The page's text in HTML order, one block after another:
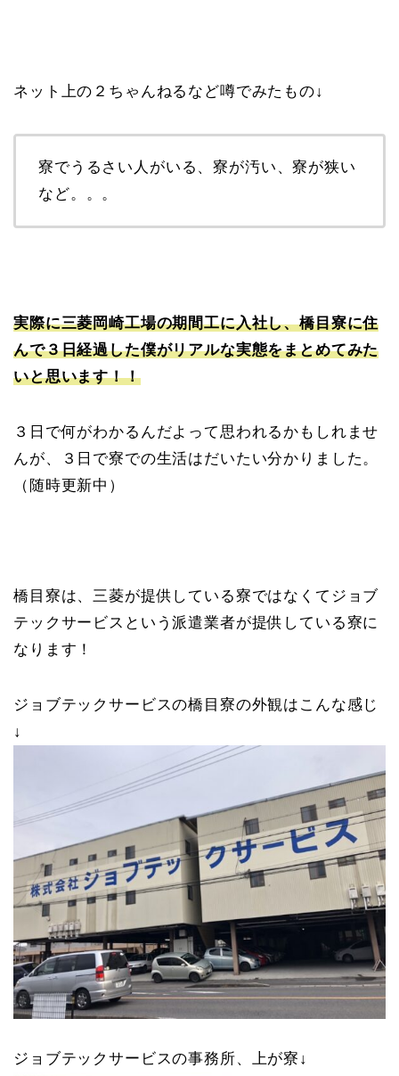
ネット上の２ちゃんねるなど噂でみたもの↓
寮でうるさい人がいる、寮が汚い、寮が狭い
など。。。
実際に三菱岡崎工場の期間工に入社し、橋目寮に住
んで３日経過した僕がリアルな実態をまとめてみた
いと思います！！
３日で何がわかるんだよって思われるかもしれませ
んが、３日で寮での生活はだいたい分かりました。
（随時更新中）
橋目寮は、三菱が提供している寮ではなくてジョブ
テックサービスという派遣業者が提供している寮に
なります！
ジョブテックサービスの橋目寮の外観はこんな感じ
↓
ジョブテックサービスの事務所、上が寮↓